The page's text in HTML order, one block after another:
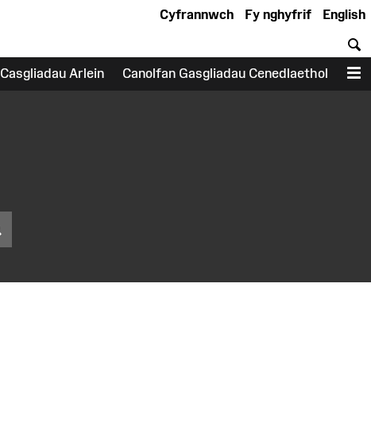
English
Fy nghyfrif
Cyfrannwch
Casgliadau Arlein Canolfan Gasgliadau Cenedlaethol